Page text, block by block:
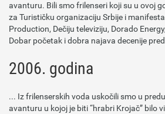
avanturu. Bili smo frilenseri koji su u ovoj
za Turističku organizaciju Srbije i
Production, Dečiju televiziju, Dorado
Dobar početak i dobra najava decenije
2006. godina
... Iz frilenserskih voda uskočili smo u
avanturu u kojoj je biti “hrabri Krojač” bilo